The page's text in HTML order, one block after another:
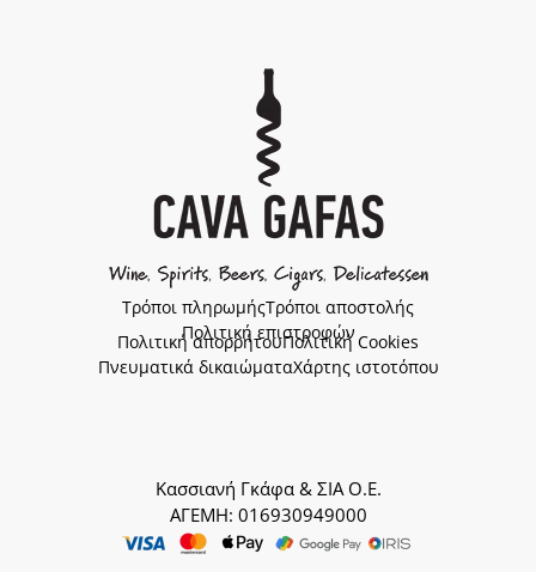
Τρόποι πληρωμήςΤρόποι αποστολής
Πολιτική επιστροφών
Πολιτική απορρήτουΠολιτική Cookies
Πνευματικά δικαιώματαΧάρτης ιστοτόπου
Κασσιανή Γκάφα & ΣΙΑ Ο.Ε.
ΑΓΕΜΗ: 016930949000